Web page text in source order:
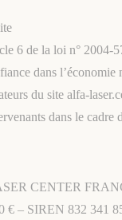
6 de la loi n° 2004-
dans l’économie
du site alfa-
dans le cadre
CENTER
€ – SIREN 832 341